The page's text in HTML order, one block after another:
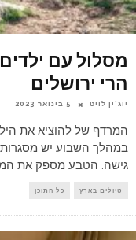
מסלול עם
הרי ירושלים
יוג'ין לויט 5 בינואר 2023
המרדף של להוציא את
במהלך השבוע יש מסגרות
גישה. הטבע מספק את
טיולים בארץ כל התוכן